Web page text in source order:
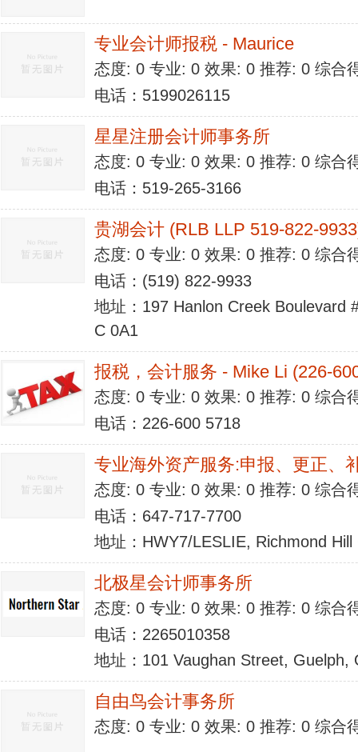
专业会计师报税 - Maurice
态度: 0 专业: 0 效果: 0 推荐: 0 综合
电话：5199026115
星星注册会计师事务所
态度: 0 专业: 0 效果: 0 推荐: 0 综合
电话：519-265-3166
贵湖会计 (RLB LLP 519-822-
态度: 0 专业: 0 效果: 0 推荐: 0 综合
电话：(519) 822-9933
地址：197 Hanlon Creek Boulevard
C 0A1
报税，会计服务 - Mike Li (226-
态度: 0 专业: 0 效果: 0 推荐: 0 综合
电话：226-600 5718
专业海外资产服务:申报、更正、
态度: 0 专业: 0 效果: 0 推荐: 0 综合
电话：647-717-7700
地址：HWY7/LESLIE, Richmond Hill
北极星会计师事务所
态度: 0 专业: 0 效果: 0 推荐: 0 综合
电话：2265010358
地址：101 Vaughan Street, Guelph,
自由鸟会计事务所
态度: 0 专业: 0 效果: 0 推荐: 0 综合